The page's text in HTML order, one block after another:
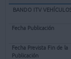
BANDO ITV